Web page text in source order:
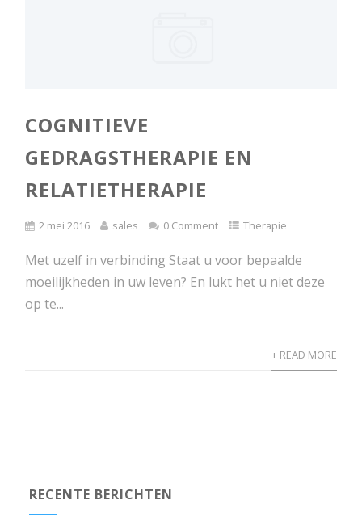
COGNITIEVE
GEDRAGSTHERAPIE EN
RELATIETHERAPIE
2 mei 2016 sales 0 Comment Therapie
Met uzelf in verbinding Staat u voor bepaalde
moeilijkheden in uw leven? En lukt het u niet deze
op te...
+ READ MORE
RECENTE BERICHTEN